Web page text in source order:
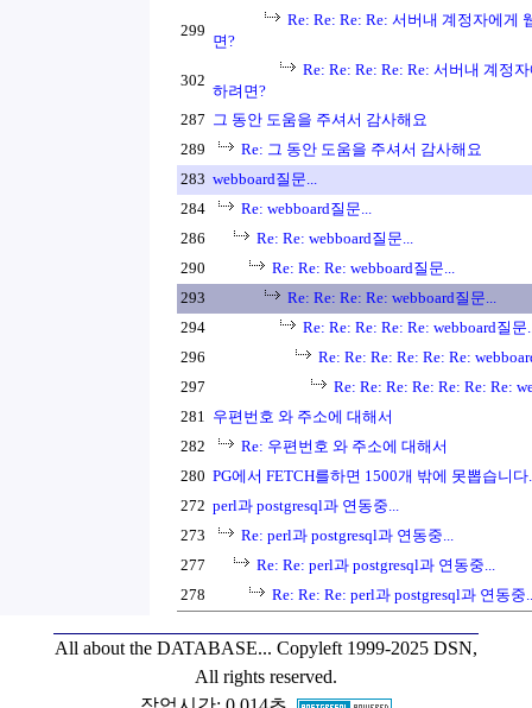
299
Re: Re: Re: Re: 서버내 계정자에게
면?
302
Re: Re: Re: Re: Re: 서버내 계정
하려면?
287 그 동안 도움을 주셔서 감사해요
289
Re: 그 동안 도움을 주셔서 감사해요
283 webboard질문...
284
Re: webboard질문...
286
Re: Re: webboard질문...
290
Re: Re: Re: webboard질문...
293
Re: Re: Re: Re: webboard질문...
294
Re: Re: Re: Re: Re: webboard질문
296
Re: Re: Re: Re: Re: Re:
297
Re: Re: Re: Re: Re: Re: Re:
281 우편번호 와 주소에 대해서
282
Re: 우편번호 와 주소에 대해서
280 PG에서 FETCH를하면 1500개 밖에 못뽑습니다.
272 perl과 postgresql과 연동중...
273
Re: perl과 postgresql과 연동중...
277
Re: Re: perl과 postgresql과 연동중...
278
Re: Re: Re: perl과 postgresql과 연동중
All about the DATABASE... Copyleft 1999-2025 DSN,
All rights reserved.